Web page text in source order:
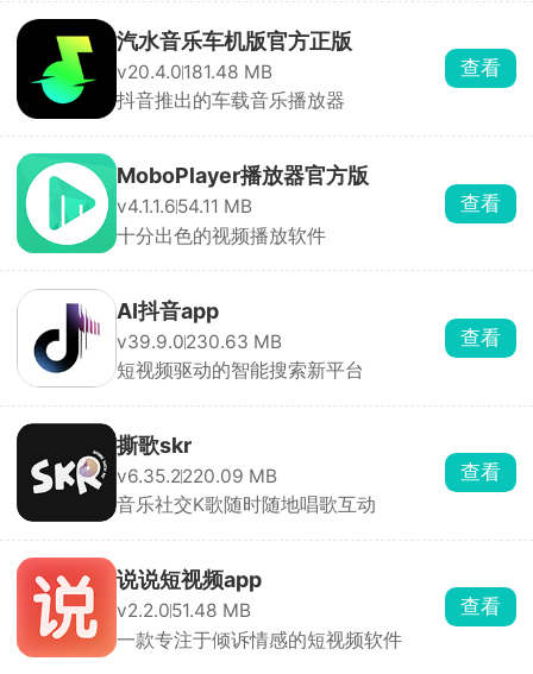
汽水音乐车机版官方正版
v20.4.0181.48 MB
抖音推出的车载音乐播放器
查看
MoboPlayer播放器官方版
v4.1.1.654.11 MB
十分出色的视频播放软件
查看
AI抖音app
v39.9.0230.63 MB
短视频驱动的智能搜索新平台
查看
撕歌skr
v6.35.2220.09 MB
音乐社交K歌随时随地唱歌互动
查看
说说短视频app
v2.2.051.48 MB
一款专注于倾诉情感的短视频软件
查看